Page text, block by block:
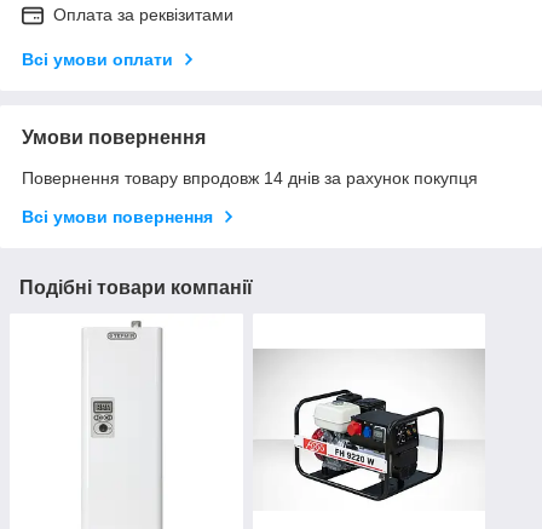
Оплата за реквізитами
Всі умови оплати
Умови повернення
Повернення товару впродовж 14 днів за рахунок покупця
Всі умови повернення
Подібні товари компанії